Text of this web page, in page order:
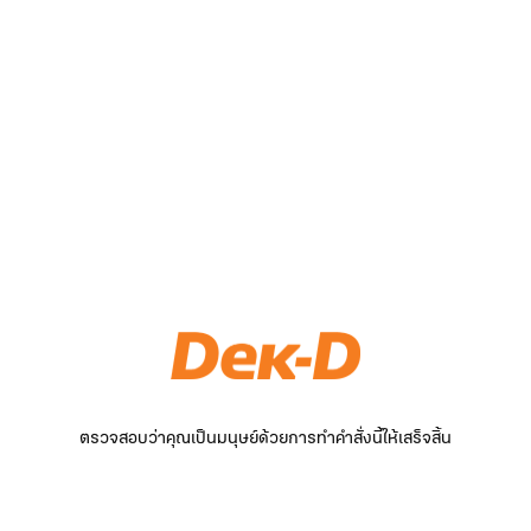
ตรวจสอบว่าคุณเป็นมนุษย์ด้วยการทำคำสั่งนี้ให้เสร็จสิ้น